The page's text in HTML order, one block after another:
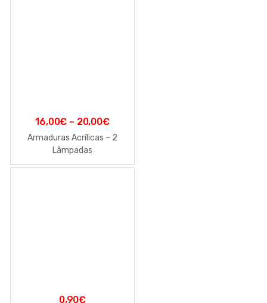
16,00€ – 20,00€
Armaduras Acrílicas – 2
Lâmpadas
0,90€